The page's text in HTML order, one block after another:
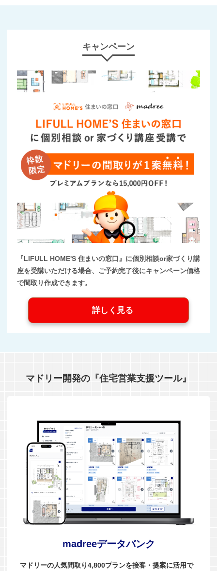
キャンペーン
『LIFULL HOME'S 住まいの窓口』に個別相談or家づくり講
座を受講いただける場合、ご予約完了後にキャンペーン価格
で間取り作成できます。
詳しく見る
マドリー開発の『住宅営業支援ツール』
madreeデータバンク
マドリーの人気間取り4,800プランを接客・提案に活用で